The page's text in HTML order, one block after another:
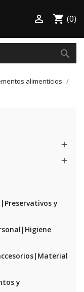
shopping_cart (0)

search
alimenticios


y
y